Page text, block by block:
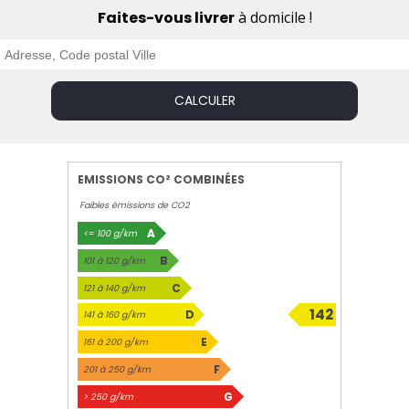
daytona diamantées noir
Limiteur de vitesse
Réplication smartphone
bleues
manuellement
des panneaux de
Faites-vous livrerà domicile !
CALCULER
EMISSIONS CO² COMBINÉES
Faibles émissions de CO2
<= 100 g/km A
101 à 120 g/km B
121 à 140 g/km C
141 à 160 g/km D
142
161 à 200 g/km E
201 à 250 g/km F
> 250 g/km G